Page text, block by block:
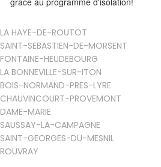
LA HAYE-DE-ROUTOT
SAINT-SEBASTIEN-DE-MORSENT
FONTAINE-HEUDEBOURG
LA BONNEVILLE-SUR-ITON
BOIS-NORMAND-PRES-LYRE
CHAUVINCOURT-PROVEMONT
DAME-MARIE
SAUSSAY-LA-CAMPAGNE
SAINT-GEORGES-DU-MESNIL
ROUVRAY